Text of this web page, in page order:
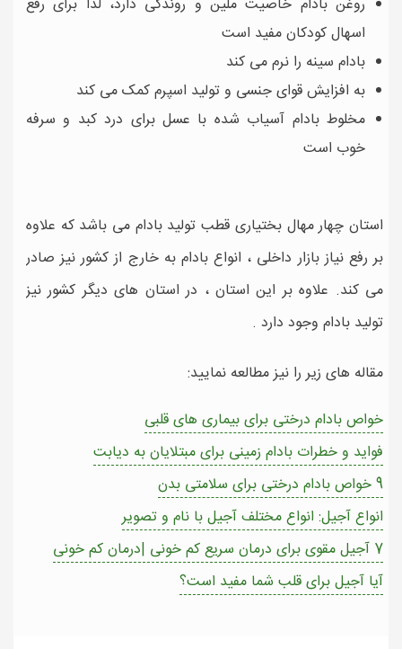
اسهال کودکان مفید است
بادام سینه را نرم می کند
به افزایش قوای جنسی و تولید اسپرم کمک می کند
مخلوط بادام آسیاب شده با عسل برای درد کبد و سرفه
خوب است
استان چهار مهال بختیاری قطب تولید بادام می باشد که علاوه
بر رفع نیاز بازار داخلی ، انواع بادام به خارج از کشور نیز صادر
می کند. علاوه بر این استان ، در استان های دیگر کشور نیز
تولید بادام وجود دارد .
مقاله های زیر را نیز مطالعه نمایید:
خواص بادام درختی برای بیماری های قلبی
فواید و خطرات بادام زمینی برای مبتلایان به دیابت
9 خواص بادام درختی برای سلامتی بدن
انواع آجیل: انواع مختلف آجیل با نام و تصویر
7 آجیل مقوی برای درمان سریع کم خونی |درمان کم خونی
آیا آجیل برای قلب شما مفید است؟